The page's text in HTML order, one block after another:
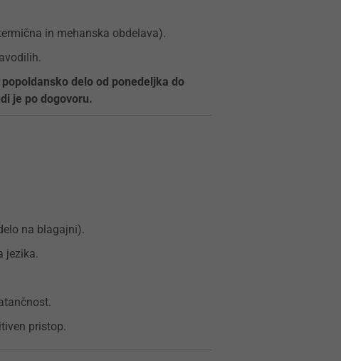
in mehanska obdelava).
delo od ponedeljka do
je po dogovoru.
na blagajni).
jezika.
pristop.